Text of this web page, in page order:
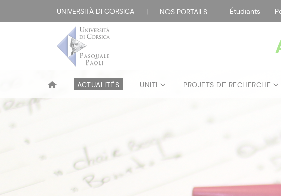
UNIVERSITÀ DI CORSICA | NOS PORTAILS : Étudiants
ACTUALITÉS UNITI PROJETS DE RECHERCHE